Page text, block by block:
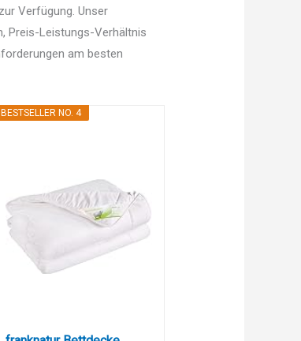
Verfügung. Unser
Preis-Leistungs-Verhältnis
am besten
BESTSELLER NO. 4